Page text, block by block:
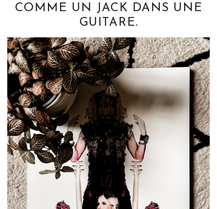
COMME UN JACK DANS UNE
GUITARE.